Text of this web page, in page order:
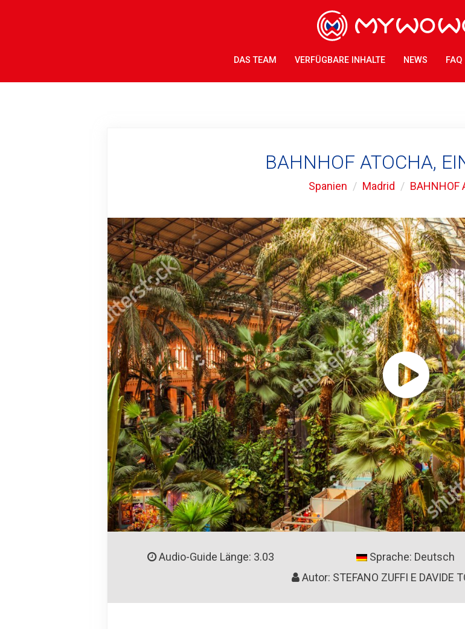
DAS TEAM VERFÜGBARE INHALTE NEWS FAQ
BAHNHOF ATOCHA,
Spanien Madrid BAHNHOF
Audio-Guide Länge: 3.03
Sprache: Deutsch
Autor: STEFANO ZUFFI E DAVIDE